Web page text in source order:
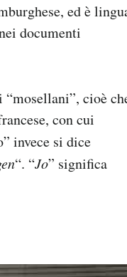
ed è
documenti
cioè
con cui
invece si dice
“. “Jo” significa